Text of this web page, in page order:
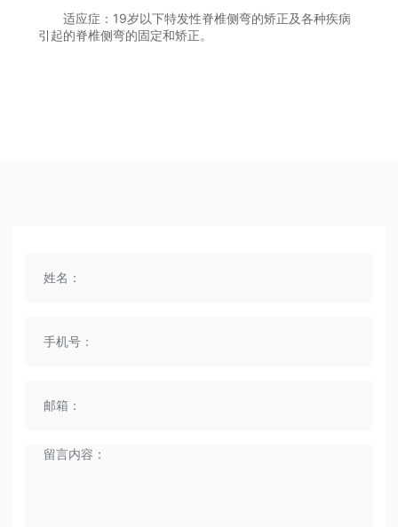
适应症：19岁以下特发性脊椎侧弯的矫正及各种疾病
引起的脊椎侧弯的固定和矫正。